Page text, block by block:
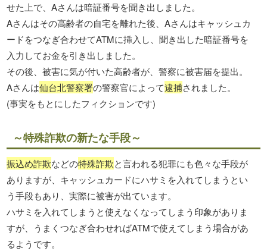
せた上で、Aさんは暗証番号を聞き出しました。
Aさんはその高齢者の自宅を離れた後、Aさんはキャッシュカ
ードをつなぎ合わせてATMに挿入し、聞き出した暗証番号を
入力してお金を引き出しました。
その後、被害に気が付いた高齢者が、警察に被害届を提出。
Aさんは仙台北警察署の警察官によって逮捕されました。
(事実をもとにしたフィクションです)
～特殊詐欺の新たな手段～
振込め詐欺などの特殊詐欺と言われる犯罪にも色々な手段が
ありますが、キャッシュカードにハサミを入れてしまうとい
う手段もあり、実際に被害が出ています。
ハサミを入れてしまうと使えなくなってしまう印象がありま
すが、うまくつなぎ合わせればATMで使えてしまう場合があ
るようです。